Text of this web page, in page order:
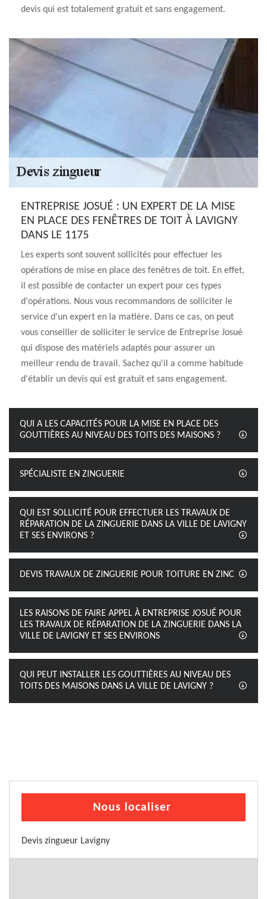
devis qui est totalement gratuit et sans engagement.
ENTREPRISE JOSUÉ : UN EXPERT DE LA MISE
EN PLACE DES FENÊTRES DE TOIT À LAVIGNY
DANS LE 1175
Les experts sont souvent sollicités pour effectuer les
opérations de mise en place des fenêtres de toit. En effet,
il est possible de contacter un expert pour ces types
d'opérations. Nous vous recommandons de solliciter le
service d'un expert en la matière. Dans ce cas, on peut
vous conseiller de solliciter le service de Entreprise Josué
qui dispose des matériels adaptés pour assurer un
meilleur rendu de travail. Sachez qu'il a comme habitude
d'établir un devis qui est gratuit et sans engagement.
QUI A LES CAPACITÉS POUR LA MISE EN PLACE DES
GOUTTIÈRES AU NIVEAU DES TOITS DES MAISONS ?
SPÉCIALISTE EN ZINGUERIE
QUI EST SOLLICITÉ POUR EFFECTUER LES TRAVAUX DE
RÉPARATION DE LA ZINGUERIE DANS LA VILLE DE LAVIGNY
ET SES ENVIRONS ?
DEVIS TRAVAUX DE ZINGUERIE POUR TOITURE EN ZINC
LES RAISONS DE FAIRE APPEL À ENTREPRISE JOSUÉ POUR
LES TRAVAUX DE RÉPARATION DE LA ZINGUERIE DANS LA
VILLE DE LAVIGNY ET SES ENVIRONS
QUI PEUT INSTALLER LES GOUTTIÈRES AU NIVEAU DES
TOITS DES MAISONS DANS LA VILLE DE LAVIGNY ?
Nous localiser
Devis zingueur Lavigny